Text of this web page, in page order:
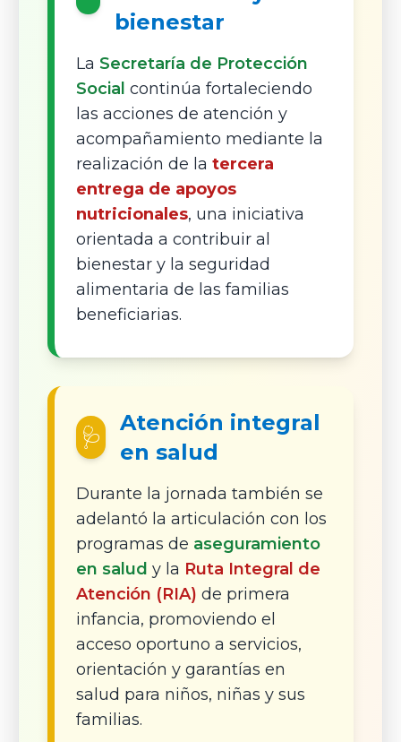
bienestar
La Secretaría de Protección
Social continúa fortaleciendo
las acciones de atención y
acompañamiento mediante la
realización de la tercera
entrega de apoyos
nutricionales, una iniciativa
orientada a contribuir al
bienestar y la seguridad
alimentaria de las familias
beneficiarias.
🩺
Atención integral
en salud
Durante la jornada también se
adelantó la articulación con los
programas de aseguramiento
en salud y la Ruta Integral de
Atención (RIA) de primera
infancia, promoviendo el
acceso oportuno a servicios,
orientación y garantías en
salud para niños, niñas y sus
familias.